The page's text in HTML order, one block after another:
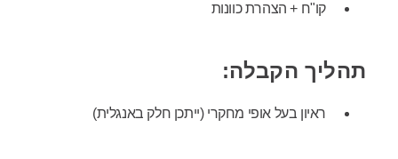
קו"ח + הצהרת כוונות
תהליך הקבלה:
ראיון בעל אופי מחקרי (ייתכן חלק באנגלית)